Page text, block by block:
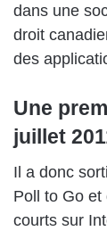
dans une
droit
des
Une
juillet
Il a donc
Poll to Go
courts sur